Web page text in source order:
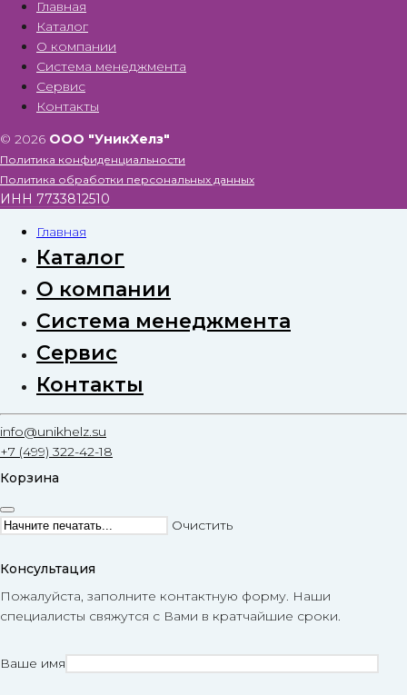
Главная
Каталог
О компании
Система менеджмента
Сервис
Контакты
© 2026 ООО "УникХелз"
Политика конфиденциальности
Политика обработки персональных данных
ИНН 7733812510
Главная
Каталог
О компании
Система менеджмента
Сервис
Контакты
info@unikhelz.su
+7 (499) 322-42-18
Корзина
Очистить
Консультация
Пожалуйста, заполните контактную форму. Наши
специалисты свяжутся с Вами в кратчайшие сроки.
Ваше имя